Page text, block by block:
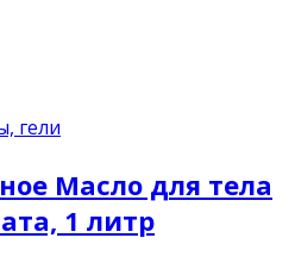
гели
Масло для тела
1 литр